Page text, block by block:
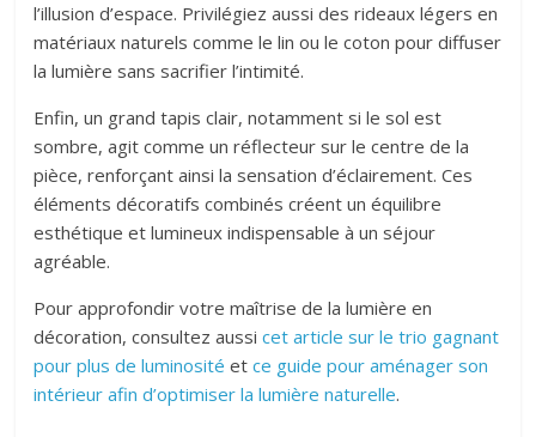
l’illusion d’espace. Privilégiez aussi des rideaux légers en
matériaux naturels comme le lin ou le coton pour diffuser
la lumière sans sacrifier l’intimité.
Enfin, un grand tapis clair, notamment si le sol est
sombre, agit comme un réflecteur sur le centre de la
pièce, renforçant ainsi la sensation d’éclairement. Ces
éléments décoratifs combinés créent un équilibre
esthétique et lumineux indispensable à un séjour
agréable.
Pour approfondir votre maîtrise de la lumière en
décoration, consultez aussicet article sur le trio gagnant
pour plus de luminosité etce guide pour aménager son
intérieur afin d’optimiser la lumière naturelle.